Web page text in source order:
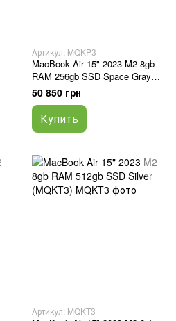
Артикул: MQKP3
MacBook Air 15" 2023 M2 8gb
RAM 256gb SSD Space Gray
(MQKP3)
50 850 грн
Купить
Артикул: MQKT3